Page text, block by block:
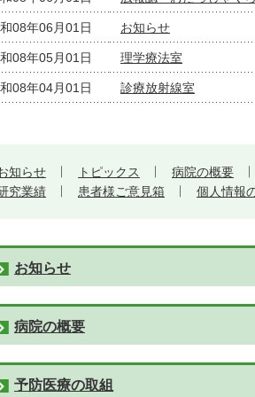
08年06月01日 お知らせ
08年05月01日 理学療法室
08年04月01日 診療放射線室
知らせ トピックス 病院の概要
究業績
患者様ご意見箱 個人情報
お知らせ
病院の概要
予防医療の取組